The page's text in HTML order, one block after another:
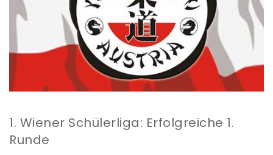
1. Wiener Schülerliga: Erfolgreiche 1.
Runde